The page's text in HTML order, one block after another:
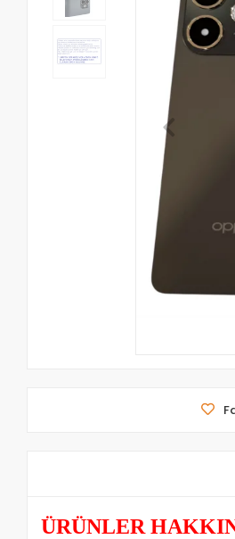
ÜRÜNLER